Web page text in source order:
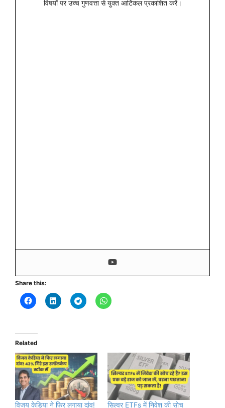
विषयों पर उच्च गुणवत्ता से युक्त आर्टिकल प्रकाशित करें।
Share this:
Related
विजय केडिया ने फिर लगाया दांव!
सिल्वर ETFs में निवेश की सोच